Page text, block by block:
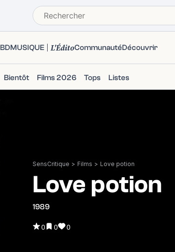
BDMUSIQUE L'ÉditoCommunautéDécouvrir
Bientôt Films 2026 Tops Listes
SensCritique > Films > Love potion
Love potion
1989
0 0 0